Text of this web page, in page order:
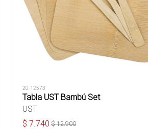
20-12573
Tabla UST Bambú Set
UST
$ 7.740 $12.900